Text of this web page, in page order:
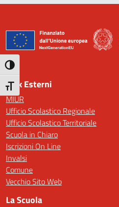
Attiva/disattiva alto contrasto
Attiva/disattiva dimensione testo
Link Esterni
MIUR
Ufficio Scolastico Regionale
Ufficio Scolastico Territoriale
Scuola in Chiaro
Iscrizioni On Line
Invalsi
Comune
Vecchio Sito Web
La Scuola